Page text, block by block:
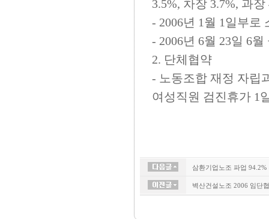
3.5%, 차장 3.7%, 과
- 2006년 1월 1일부로
- 2006년 6월 23일 6
2. 단체협약
- 노동조합 재정 자립
여성직원 검진휴가 1
삼환기업노조 파업 94.2%
벽산건설노조 2006 임단